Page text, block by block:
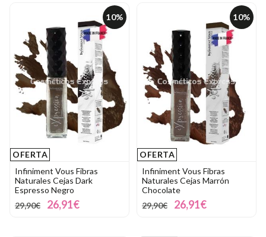
10%
OFERTA
Infiniment Vous Fibras
Naturales Cejas Dark
Espresso Negro
29,90€
26,91€
10%
OFERTA
Infiniment Vous Fibras
Naturales Cejas Marrón
Chocolate
29,90€
26,91€